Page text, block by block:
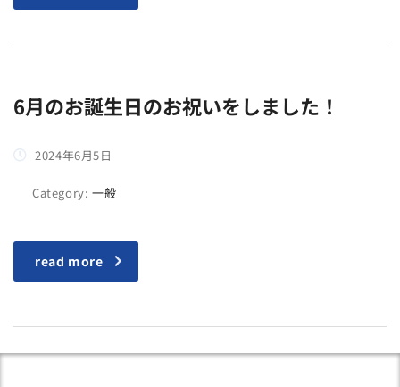
6月のお誕生日のお祝いをしました！
2024年6月5日
Category: 一般
read more